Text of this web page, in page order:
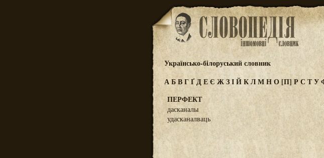
Українсько-білоруський словник
АБВГҐДЕЄ ЖЗІЙКЛМНО[П] РС ТУ
ПЕРФЕКТ
дасканалы
удасканалваць